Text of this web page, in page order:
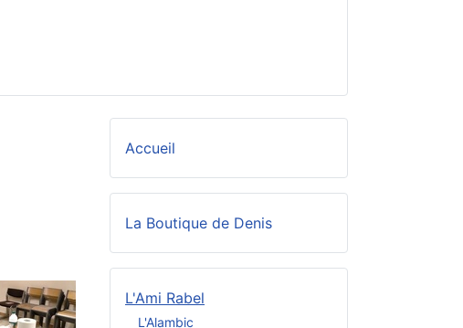
Accueil
La Boutique de Denis
L'Ami Rabel
L'Alambic